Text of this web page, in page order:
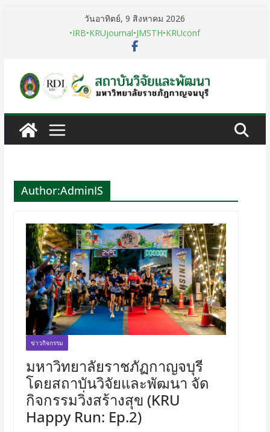
วันอาทิตย์, 9 สิงหาคม 2026
•IRB•KRUjournal•JMSTH•KRUconf
Author:AdminIS
ข่าวกิจกรรม
มหาวิทยาลัยราชภัฏกาญจบุรี
โดยสถาบันวิจัยและพัฒนา จัด
กิจกรรมวิ่งสร้างสุข (KRU
Happy Run: Ep.2)